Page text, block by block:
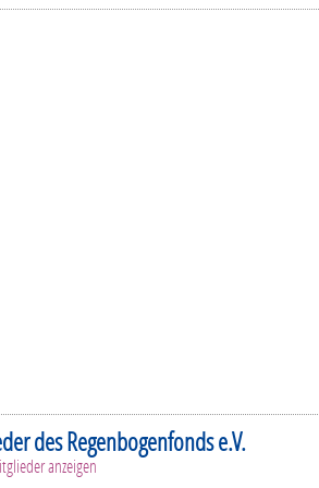
des Regenbogenfonds e.V.
anzeigen